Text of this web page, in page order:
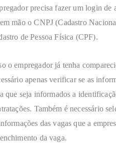
precisa fazer um login de
mão o CNPJ (Cadastro
de Pessoa Física (CPF).
o empregador já tenha
apenas verificar se as
que seja informados a
Também é necessário
das vagas que a
da vaga.